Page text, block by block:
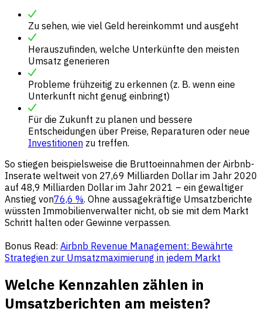
Zu sehen, wie viel Geld hereinkommt und ausgeht
Herauszufinden, welche Unterkünfte den meisten
Umsatz generieren
Probleme frühzeitig zu erkennen (z. B. wenn eine
Unterkunft nicht genug einbringt)
Für die Zukunft zu planen und bessere
Entscheidungen über Preise, Reparaturen oder neue
Investitionen zu treffen.
So stiegen beispielsweise die Bruttoeinnahmen der Airbnb-
Inserate weltweit von 27,69 Milliarden Dollar im Jahr 2020
auf 48,9 Milliarden Dollar im Jahr 2021 – ein gewaltiger
Anstieg von76,6 %. Ohne aussagekräftige Umsatzberichte
wüssten Immobilienverwalter nicht, ob sie mit dem Markt
Schritt halten oder Gewinne verpassen.
Bonus Read: Airbnb Revenue Management: Bewährte
Strategien zur Umsatzmaximierung in jedem Markt
Welche Kennzahlen zählen in
Umsatzberichten am meisten?